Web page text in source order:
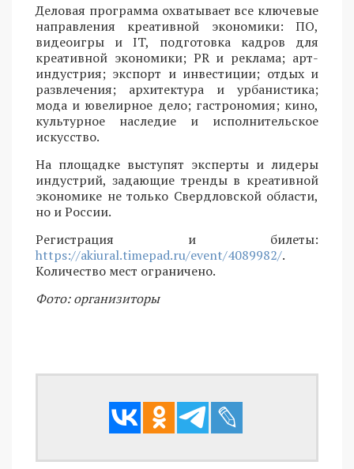
Деловая программа охватывает все ключевые
направления креативной экономики: ПО,
видеоигры и IT, подготовка кадров для
креативной экономики; PR и реклама; арт-
индустрия; экспорт и инвестиции; отдых и
развлечения; архитектура и урбанистика;
мода и ювелирное дело; гастрономия; кино,
культурное наследие и исполнительское
искусство.
На площадке выступят эксперты и лидеры
индустрий, задающие тренды в креативной
экономике не только Свердловской области,
но и России.
Регистрация и билеты:
https://akiural.timepad.ru/event/4089982/.
Количество мест ограничено.
Фото: организиторы